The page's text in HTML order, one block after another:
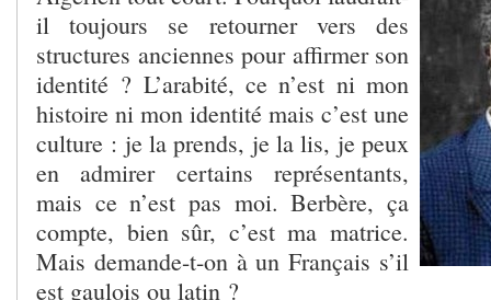
il toujours se retourner vers des
structures anciennes pour affirmer son
identité ? L’arabité, ce n’est ni mon
histoire ni mon identité mais c’est une
culture : je la prends, je la lis, je peux
en admirer certains représentants,
mais ce n’est pas moi. Berbère, ça
compte, bien sûr, c’est ma matrice.
Mais demande-t-on à un Français s’il
est gaulois ou latin ?